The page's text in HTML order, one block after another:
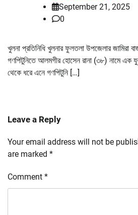
September 21, 2025
0
খুলনা প্রতিনিধি খুলনার ফুলতলা উপজেলার জামিরা
গণপিটুনিতে আলমগীর হোসেন রানা (৩৮) নামে এক
থেকে ধরে এনে গণপিটুনি […]
Leave a Reply
Your email address will not be
are marked *
Comment *